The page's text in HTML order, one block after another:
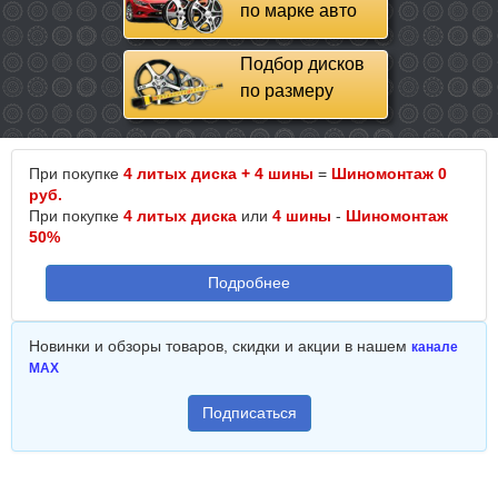
по марке авто
Подбор дисков
по размеру
При покупке 4 литых диска + 4 шины = Шиномонтаж 0
руб.
При покупке 4 литых диска или 4 шины - Шиномонтаж
50%
Подробнее
Новинки и обзоры товаров, скидки и акции в нашем канале
MAX
Подписаться